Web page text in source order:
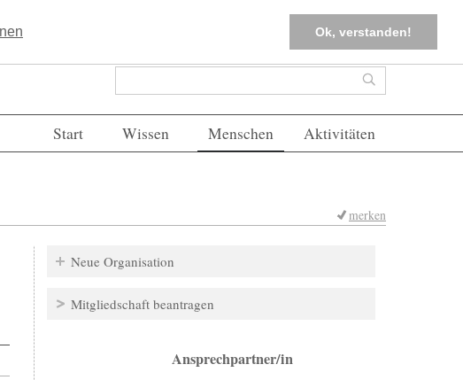
Ok, verstanden!
FAQs Einloggen
Suchformular Suche
Start Wissen Menschen Aktivitäten
merken
Neue Organisation
Mitgliedschaft beantragen
Ansprechpartner/in